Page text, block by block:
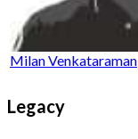
Milan Venkataraman
Legacy